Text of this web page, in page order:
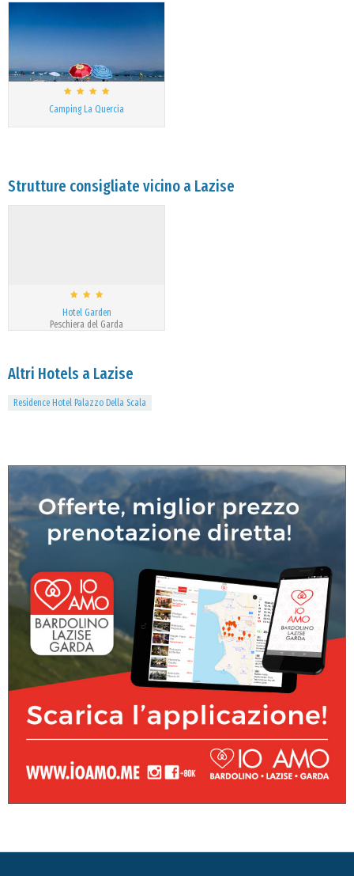
Camping La Quercia
Strutture consigliate vicino a Lazise
Hotel Garden
Peschiera del Garda
Altri Hotels a Lazise
Residence Hotel Palazzo Della Scala